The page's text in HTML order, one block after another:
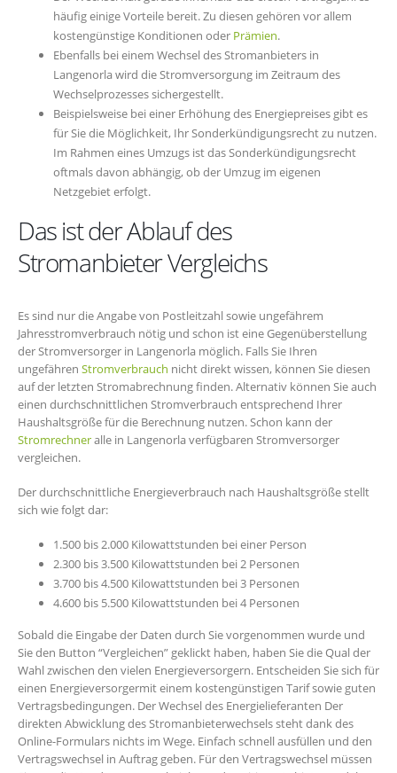
häufig einige Vorteile bereit. Zu diesen gehören vor allem
kostengünstige Konditionen oder Prämien.
Ebenfalls bei einem Wechsel des Stromanbieters in
Langenorla wird die Stromversorgung im Zeitraum des
Wechselprozesses sichergestellt.
Beispielsweise bei einer Erhöhung des Energiepreises gibt es
für Sie die Möglichkeit, Ihr Sonderkündigungsrecht zu nutzen.
Im Rahmen eines Umzugs ist das Sonderkündigungsrecht
oftmals davon abhängig, ob der Umzug im eigenen
Netzgebiet erfolgt.
Das ist der Ablauf des
Stromanbieter Vergleichs
Es sind nur die Angabe von Postleitzahl sowie ungefährem
Jahresstromverbrauch nötig und schon ist eine Gegenüberstellung
der Stromversorger in Langenorla möglich. Falls Sie Ihren
ungefähren Stromverbrauch nicht direkt wissen, können Sie diesen
auf der letzten Stromabrechnung finden. Alternativ können Sie auch
einen durchschnittlichen Stromverbrauch entsprechend Ihrer
Haushaltsgröße für die Berechnung nutzen. Schon kann der
Stromrechneralle in Langenorla verfügbaren Stromversorger
vergleichen.
Der durchschnittliche Energieverbrauch nach Haushaltsgröße stellt
sich wie folgt dar:
1.500 bis 2.000 Kilowattstunden bei einer Person
2.300 bis 3.500 Kilowattstunden bei 2 Personen
3.700 bis 4.500 Kilowattstunden bei 3 Personen
4.600 bis 5.500 Kilowattstunden bei 4 Personen
Sobald die Eingabe der Daten durch Sie vorgenommen wurde und
Sie den Button “Vergleichen” geklickt haben, haben Sie die Qual der
Wahl zwischen den vielen Energieversorgern. Entscheiden Sie sich für
einen Energieversorgermit einem kostengünstigen Tarif sowie guten
Vertragsbedingungen. Der Wechsel des Energielieferanten Der
direkten Abwicklung des Stromanbieterwechsels steht dank des
Online-Formulars nichts im Wege. Einfach schnell ausfüllen und den
Vertragswechsel in Auftrag geben. Für den Vertragswechsel müssen